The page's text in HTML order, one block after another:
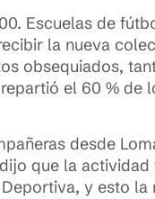
Escuelas de
la nueva
obsequiados,
el 60 % de
desde
que la
y esto